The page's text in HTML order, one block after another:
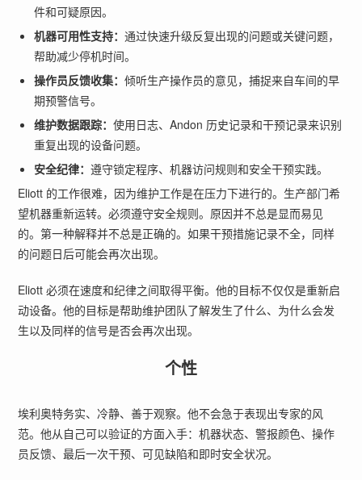
件和可疑原因。
机器可用性支持：通过快速升级反复出现的问题或关键问题，
帮助减少停机时间。
操作员反馈收集：倾听生产操作员的意见，捕捉来自车间的早
期预警信号。
维护数据跟踪：使用日志、Andon 历史记录和干预记录来识别
重复出现的设备问题。
安全纪律：遵守锁定程序、机器访问规则和安全干预实践。
Eliott 的工作很难，因为维护工作是在压力下进行的。生产部门希
望机器重新运转。必须遵守安全规则。原因并不总是显而易见
的。第一种解释并不总是正确的。如果干预措施记录不全，同样
的问题日后可能会再次出现。
Eliott 必须在速度和纪律之间取得平衡。他的目标不仅仅是重新启
动设备。他的目标是帮助维护团队了解发生了什么、为什么会发
生以及同样的信号是否会再次出现。
个性
埃利奥特务实、冷静、善于观察。他不会急于表现出专家的风
范。他从自己可以验证的方面入手：机器状态、警报颜色、操作
员反馈、最后一次干预、可见缺陷和即时安全状况。